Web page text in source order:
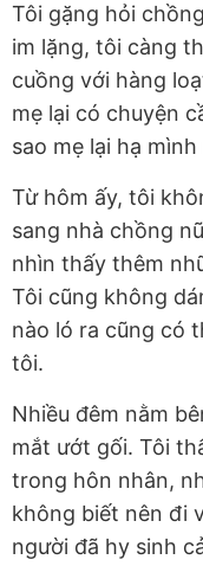
Tôi gặng hỏi
im lặng, tôi càng
cuồng với hàng
mẹ lại có chuyện
sao mẹ lại hạ
Từ hôm ấy, tôi
sang nhà chồng
nhìn thấy thêm
Tôi cũng không
nào ló ra cũng có
tôi.
Nhiều đêm nằm
mắt ướt gối. Tôi
trong hôn nhân,
không biết nên đi
người đã hy sinh